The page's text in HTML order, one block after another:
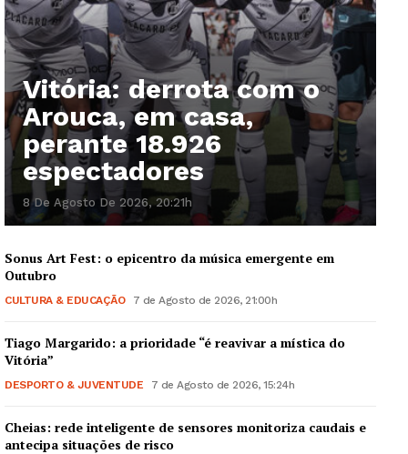
Vitória: derrota com o
Arouca, em casa,
perante 18.926
espectadores
8 De Agosto De 2026, 20:21h
Sonus Art Fest: o epicentro da música emergente em
Outubro
CULTURA & EDUCAÇÃO 7 de Agosto de 2026, 21:00h
Tiago Margarido: a prioridade “é reavivar a mística do
Vitória”
DESPORTO & JUVENTUDE 7 de Agosto de 2026, 15:24h
Cheias: rede inteligente de sensores monitoriza caudais e
antecipa situações de risco